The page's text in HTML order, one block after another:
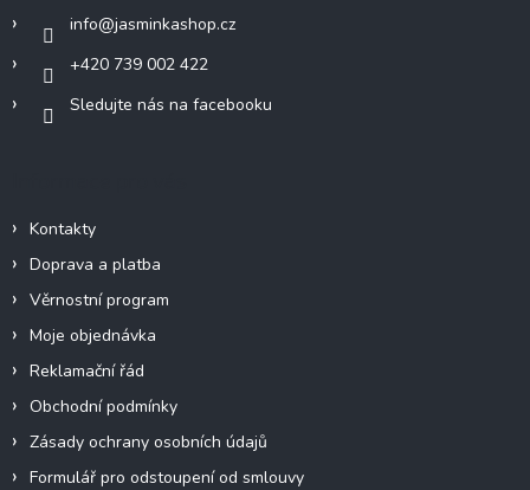
info@jasminkashop.cz
+420 739 002 422
Sledujte nás na facebooku
Kontakty
Doprava a platba
Věrnostní program
Moje objednávka
Reklamační řád
Obchodní podmínky
Zásady ochrany osobních údajů
Formulář pro odstoupení od smlouvy